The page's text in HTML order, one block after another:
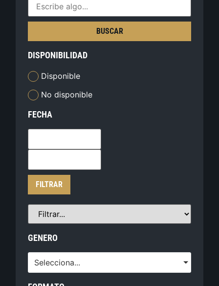
BUSCAR
DISPONIBILIDAD
Disponible
No disponible
FECHA
FILTRAR
GENERO
Selecciona...